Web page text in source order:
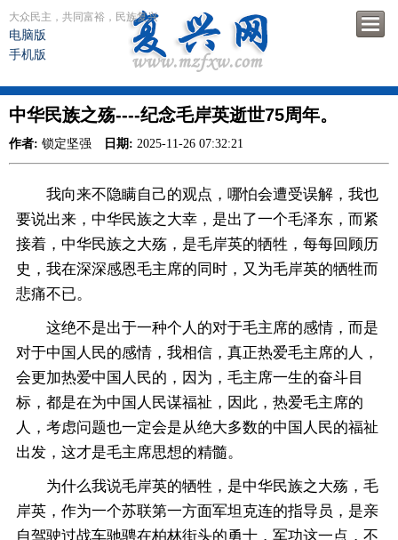
大众民主，共同富裕，民族复兴
电脑版
手机版
中华民族之殇----纪念毛岸英逝世75周年。
作者: 锁定坚强 日期: 2025-11-26 07:32:21
我向来不隐瞒自己的观点，哪怕会遭受误解，我也
要说出来，中华民族之大幸，是出了一个毛泽东，而紧
接着，中华民族之大殇，是毛岸英的牺牲，每每回顾历
史，我在深深感恩毛主席的同时，又为毛岸英的牺牲而
悲痛不已。
这绝不是出于一种个人的对于毛主席的感情，而是
对于中国人民的感情，我相信，真正热爱毛主席的人，
会更加热爱中国人民的，因为，毛主席一生的奋斗目
标，都是在为中国人民谋福祉，因此，热爱毛主席的
人，考虑问题也一定会是从绝大多数的中国人民的福祉
出发，这才是毛主席思想的精髓。
为什么我说毛岸英的牺牲，是中华民族之大殇，毛
岸英，作为一个苏联第一方面军坦克连的指导员，是亲
自驾驶过战车驰骋在柏林街头的勇士，军功这一点，不